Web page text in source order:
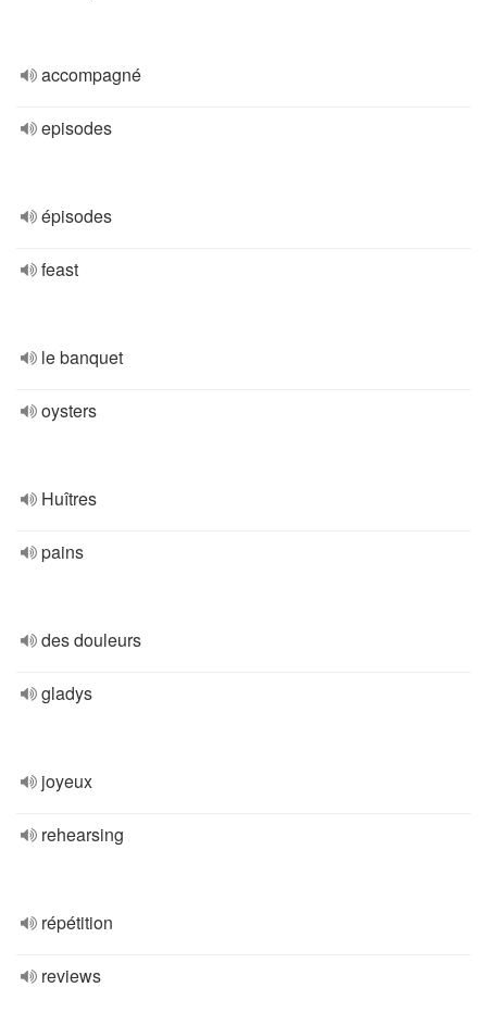
accompagné
episodes
épisodes
feast
le banquet
oysters
Huîtres
pains
des douleurs
gladys
joyeux
rehearsing
répétition
reviews